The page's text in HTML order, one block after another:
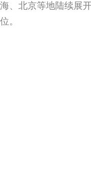
海、北京等地陆续展
位。